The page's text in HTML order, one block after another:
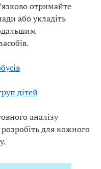
отримайте
або укладіть
дітей
аналізу
для кожного